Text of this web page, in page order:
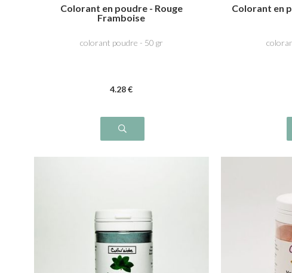
Colorant en poudre - Rouge
Framboise
colorant poudre - 50 gr
4.28€
Colorant en